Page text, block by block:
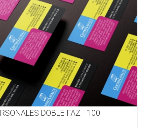
DOBLE FAZ - 100